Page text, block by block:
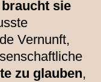
braucht sie
Vernunft,
zu glauben,